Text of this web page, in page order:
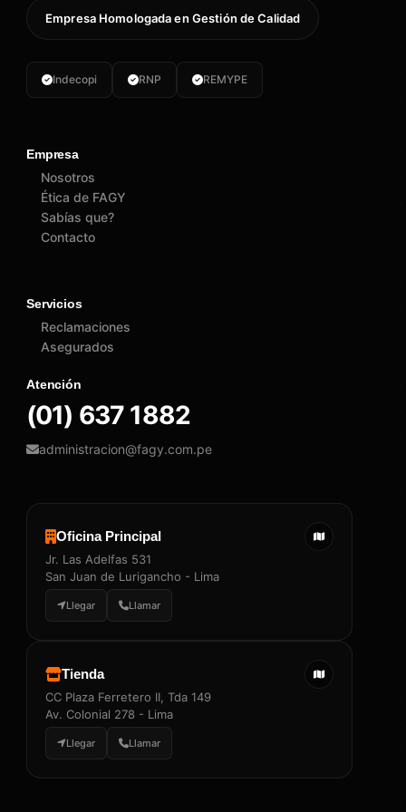
Empresa Homologada en Gestión de Calidad
Indecopi RNP REMYPE
Empresa
Nosotros
Ética de FAGY
Sabías que?
Contacto
Servicios
Reclamaciones
Asegurados
Atención
(01) 637 1882
administracion@fagy.com.pe
Oficina Principal
Jr. Las Adelfas 531
San Juan de Lurigancho - Lima
Llegar Llamar
Tienda
CC Plaza Ferretero II, Tda 149
Av. Colonial 278 - Lima
Llegar Llamar